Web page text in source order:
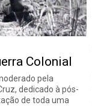
Colonial
pela
dedicado à pós-
de toda uma